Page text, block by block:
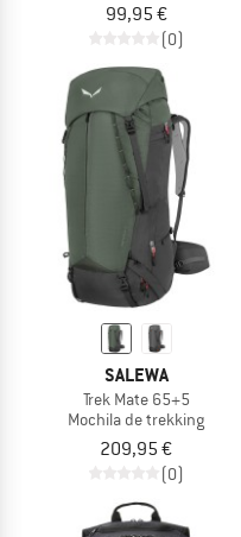
99,95 €
(0)
SALEWA
Trek Mate 65+5
Mochila de trekking
209,95 €
(0)